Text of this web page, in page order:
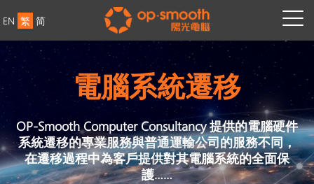
EN 繁 简
電腦系統遷移
OP-Smooth Computer Consultancy 提供的電腦硬件
系統遷移的專業服務與普通運輸公司的服務不同，
在遷移過程中為客戶提供對其電腦系統的全面保
護……